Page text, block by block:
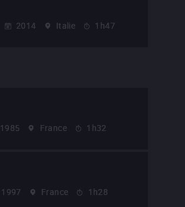
2014 Italie 1h47
1985 France 1h32
1997 France 1h28